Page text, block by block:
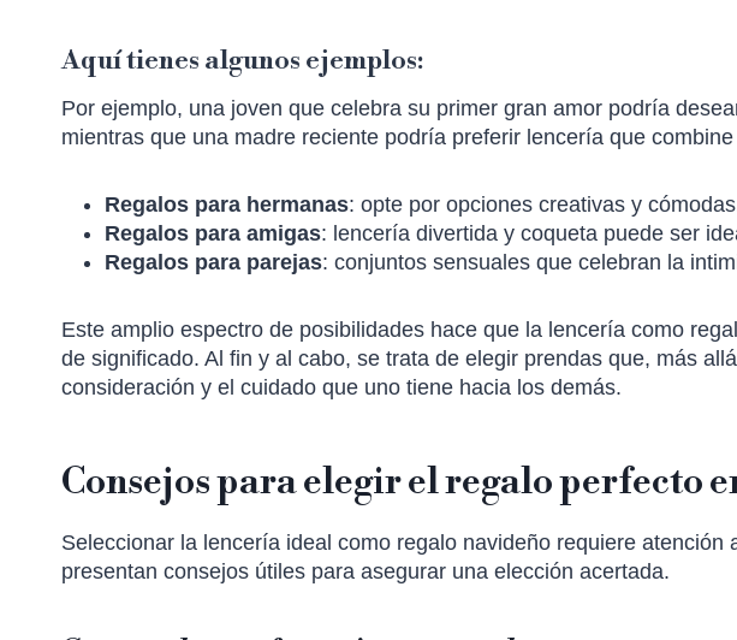
Aquí tienes algunos ejemplos:
Por ejemplo, una joven que celebra su primer gran amor podría
mientras que una madre reciente podría preferir lencería que
Regalos para hermanas: opte por opciones creativas y
Regalos para amigas: lencería divertida y coqueta puede ser
Regalos para parejas: conjuntos sensuales que celebran la
Este amplio espectro de posibilidades hace que la lencería como
de significado. Al fin y al cabo, se trata de elegir prendas que, más
consideración y el cuidado que uno tiene hacia los demás.
Consejos para elegir el regalo perfecto
Seleccionar la lencería ideal como regalo navideño requiere atención
presentan consejos útiles para asegurar una elección acertada.